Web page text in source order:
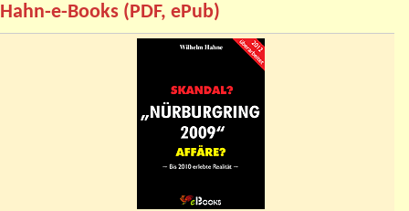
Hahn-e-Books (PDF, ePub)